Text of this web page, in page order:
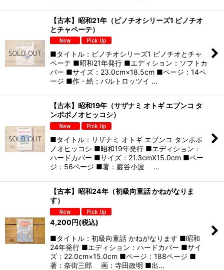
【古本】昭和21年（ピノチオシリーズ1 ピノチオ
とチャペーテ）
■タイトル：ピノチオシリーズ1 ピノチオとチャ
ペーテ ■昭和21年発行 ■エディション：ソフトカ
バー ■サイズ：23.0cm×18.5cm ■ページ：14ペ
ージ ■作・絵：バルトロッツイ …
【古本】昭和19年（サザナミ オトギ エブンコ タ
ンポポノオヒッコシ）
■タイトル：サザナミ オトギ エブンコ タンポポ
ノオヒッコシ ■昭和19年発行 ■エディション：
ハードカバー ■サイズ：21.3cmX15.0cm ■ペー
ジ：56ページ ■著：巖谷小波 …
【古本】昭和24年（初級向童話 かねがなりま
す）
4,200円(税込)
■タイトル：初級向童話 かねがなります ■昭和
24年発行 ■エディション：ハードカバー ■サイ
ズ：22.0cm×15.0cm ■ページ：188ページ ■
著：奈街三郎 画：寺田政明 ■出…